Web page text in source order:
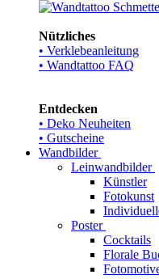
Nützliches
• Verklebeanleitung
• Wandtattoo FAQ
Entdecken
• Deko Neuheiten
• Gutscheine
Wandbilder
Leinwandbilder
Künstler
Fotokunst
Poster
Cocktails
Florale